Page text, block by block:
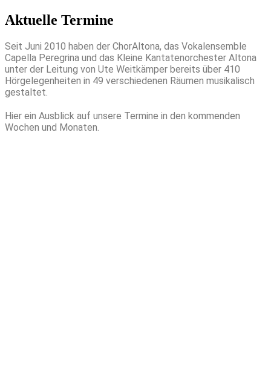
Aktuelle Termine
Seit Juni 2010 haben der ChorAltona, das Vokalensemble
Capella Peregrina und das Kleine Kantatenorchester Altona
unter der Leitung von Ute Weitkämper bereits über 410
Hörgelegenheiten in 49 verschiedenen Räumen musikalisch
gestaltet.
Hier ein Ausblick auf unsere Termine in den kommenden
Wochen und Monaten.